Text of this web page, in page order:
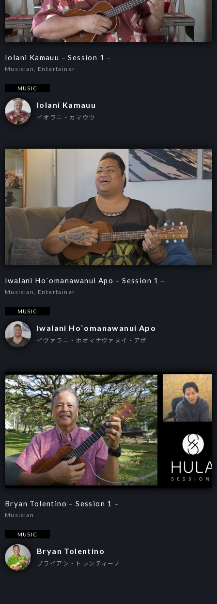
Iolani Kamauu – Session 1 –
Musician, Entertainer
MUSIC
Iolani Kamauu
イオラニ・カマウウ
Iwalani Ho`omanawanui Apo – Session 1 –
Musician, Entertainer
MUSIC
Iwalani Ho`omanawanui Apo
イヴァラニ・ホオマナヴァヌイ・アポ
Bryan Tolentino – Session 1 –
Musician
MUSIC
Bryan Tolentino
ブライアン・トレンティーノ